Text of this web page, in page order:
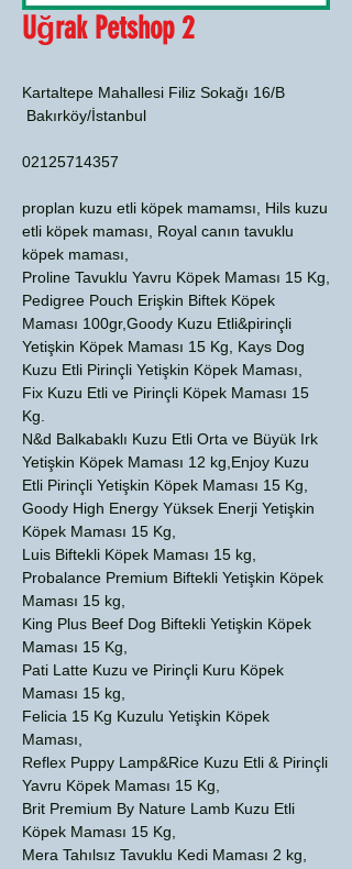
Uğrak Petshop 2
Kartaltepe Mahallesi Filiz Sokağı 16/B
Bakırköy/İstanbul
02125714357
proplan kuzu etli köpek mamamsı, Hils kuzu
etli köpek maması, Royal canın tavuklu
köpek maması,
Proline Tavuklu Yavru Köpek Maması 15 Kg,
Pedigree Pouch Erişkin Biftek Köpek
Maması 100gr,Goody Kuzu Etli&pirinçli
Yetişkin Köpek Maması 15 Kg, Kays Dog
Kuzu Etli Pirinçli Yetişkin Köpek Maması,
Fix Kuzu Etli ve Pirinçli Köpek Maması 15
Kg.
N&d Balkabaklı Kuzu Etli Orta ve Büyük Irk
Yetişkin Köpek Maması 12 kg,Enjoy Kuzu
Etli Pirinçli Yetişkin Köpek Maması 15 Kg,
Goody High Energy Yüksek Enerji Yetişkin
Köpek Maması 15 Kg,
Luis Biftekli Köpek Maması 15 kg,
Probalance Premium Biftekli Yetişkin Köpek
Maması 15 kg,
King Plus Beef Dog Biftekli Yetişkin Köpek
Maması 15 Kg,
Pati Latte Kuzu ve Pirinçli Kuru Köpek
Maması 15 kg,
Felicia 15 Kg Kuzulu Yetişkin Köpek
Maması,
Reflex Puppy Lamp&Rice Kuzu Etli & Pirinçli
Yavru Köpek Maması 15 Kg,
Brit Premium By Nature Lamb Kuzu Etli
Köpek Maması 15 Kg,
Mera Tahılsız Tavuklu Kedi Maması 2 kg,